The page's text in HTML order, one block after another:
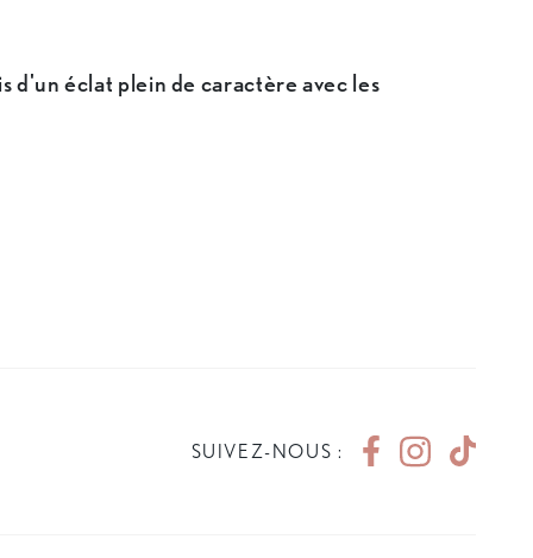
d'un éclat plein de caractère avec les
SUIVEZ-NOUS :